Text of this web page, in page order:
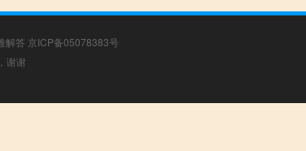
解答 京ICP备05078383号
谢谢